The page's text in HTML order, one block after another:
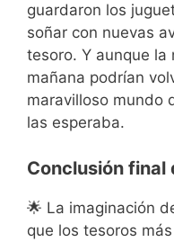
guardaron los
soñar con nuevas
tesoro. Y aunque la
mañana podrían
maravilloso mundo
las esperaba.
Conclusión final
🌟 La imaginación
que los tesoros